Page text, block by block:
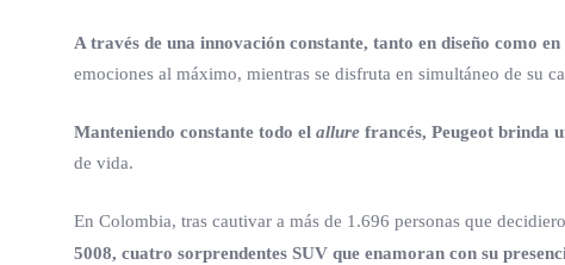
A través de una innovación constante, tanto en diseño como
emociones al máximo, mientras se disfruta en simultáneo de su
Manteniendo constante todo el allure francés, Peugeot brinda
de vida.
En Colombia, tras cautivar a más de 1.696 personas que
5008, cuatro sorprendentes SUV que enamoran con su